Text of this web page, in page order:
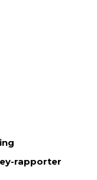
rapporter